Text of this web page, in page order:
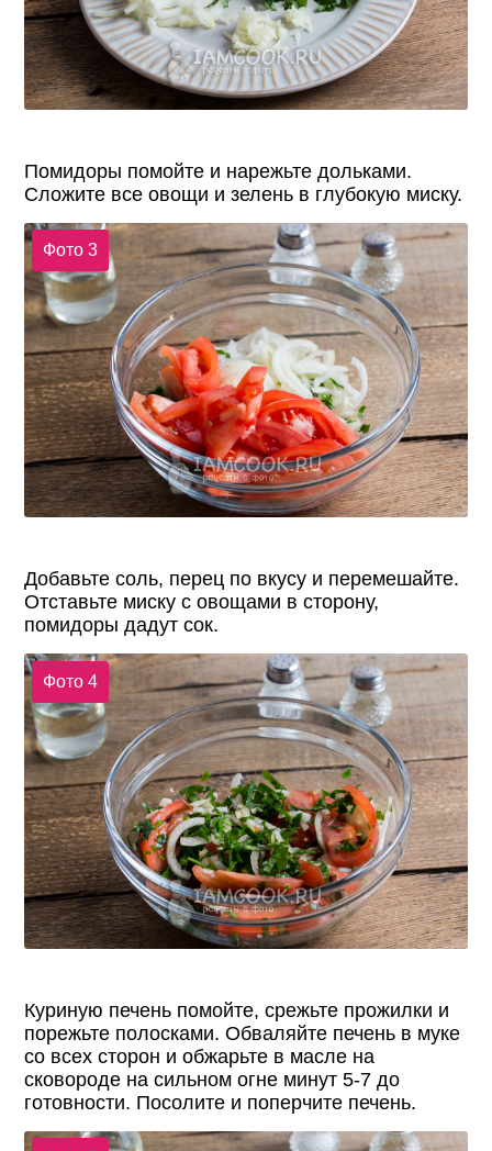
Помидоры помойте и нарежьте дольками.
Сложите все овощи и зелень в глубокую миску.
Фото 3
Добавьте соль, перец по вкусу и перемешайте.
Отставьте миску с овощами в сторону,
помидоры дадут сок.
Фото 4
Куриную печень помойте, срежьте прожилки и
порежьте полосками. Обваляйте печень в муке
со всех сторон и обжарьте в масле на
сковороде на сильном огне минут 5-7 до
готовности. Посолите и поперчите печень.